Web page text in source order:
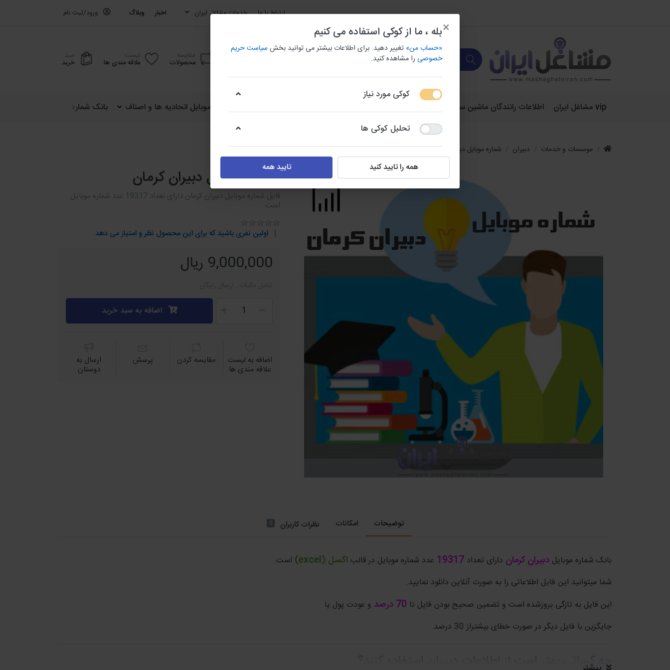
ارتباط با ما خدمات مشاغل ایران اخبار وبلاگ ورود/ثبت نام
مقایسه
محصولات
لیست
علاقه مندی ها
سبد
خرید
vip مشاغل ایران اطلاعات رانندگان ماشین سنگین و باربری استان ها بانک شماره موبایل اتحادیه ها و اصناف بانک شماره موبایل کشوری
موسسات و خدمات دبیران شماره موبایل دبیران و مدارس شماره موبایل دبیران کرمان
شماره موبایل دبیران کرمان
فایل شماره موبایل دبیران کرمان دارای تعداد 19317 عدد شماره موبایل
است.
اولین نفری باشید که برای این محصول نظر و امتیاز می دهد
9,000,000 ریال
اضافه به سبد خرید
اضافه به لیست
علاقه مندی ها
مقايسه كردن پرسش ارسال به
دوستان
توضیحات امکانات نظرات کاربران 0
بانک شماره موبایل دبیران کرمان دارای تعداد 19317 عدد شماره موبایل در قالب اکسل (excel)
است.
شما میتوانید این فایل اطلاعاتی را به صورت آنلاین دانلود نمایید.
این فایل به تازگی بروزشده است و تضمین صحیح بودن فایل تا 70 درصد
و عودت پول یا
جایگزین با فایل دیگر در صورت خطای بیشتراز 30 درصد.
چه کسانی بهتر است از اطلاعات دبیران استفاده کنند؟
×بله ، ما از کوکی استفاده می کنیم
«حساب من» تغییر دهید. برای اطلاعات بیشتر می توانید بخش سیاست حریم
خصوصی را مشاهده کنید.
کوکی مورد نیاز
تحلیل کوکی ها
همه را تایید کنید تایید همه